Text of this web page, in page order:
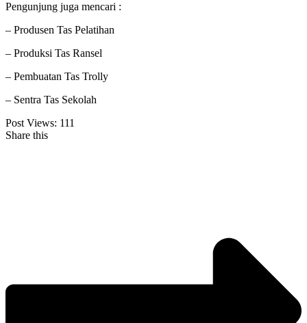
Pengunjung juga mencari :
– Produsen Tas Pelatihan
– Produksi Tas Ransel
– Pembuatan Tas Trolly
– Sentra Tas Sekolah
Post Views: 111
Share this